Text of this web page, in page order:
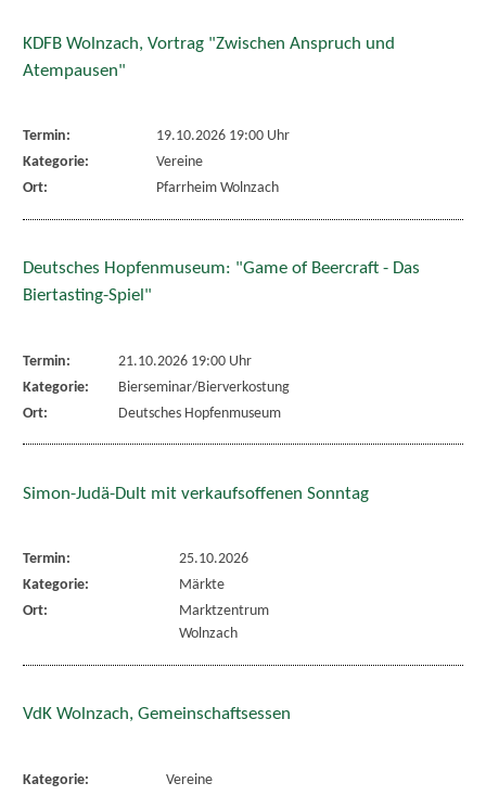
KDFB Wolnzach, Vortrag "Zwischen Anspruch und
Atempausen"
Termin:
19.10.2026 19:00 Uhr
Kategorie:
Vereine
Ort:
Pfarrheim Wolnzach
Deutsches Hopfenmuseum: "Game of Beercraft - Das
Biertasting-Spiel"
Termin:
21.10.2026 19:00 Uhr
Kategorie:
Bierseminar/Bierverkostung
Ort:
Deutsches Hopfenmuseum
Simon-Judä-Dult mit verkaufsoffenen Sonntag
Termin:
25.10.2026
Kategorie:
Märkte
Ort:
Marktzentrum
Wolnzach
VdK Wolnzach, Gemeinschaftsessen
Kategorie:
Vereine